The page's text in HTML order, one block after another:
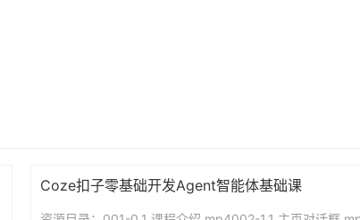
Coze扣子零基础开发Agent智能体基础课